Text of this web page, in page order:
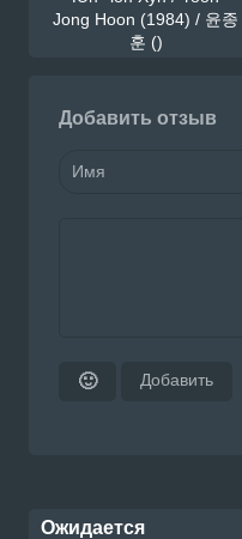
Jong Hoon (1984) / 윤종
훈 ()
Добавить отзыв
🙂 Добавить
Ожидается